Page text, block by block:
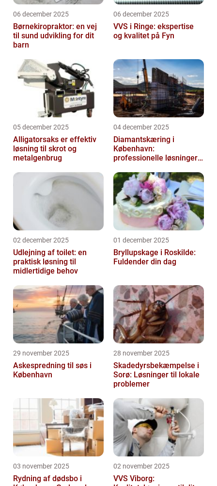
06 december 2025
Børnekiropraktor: en vej
til sund udvikling for dit
barn
06 december 2025
VVS i Ringe: ekspertise
og kvalitet på Fyn
05 december 2025
Alligatorsaks er effektiv
løsning til skrot og
metalgenbrug
04 december 2025
Diamantskæring i
København:
professionelle løsninger
02 december 2025
Udlejning af toilet: en
praktisk løsning til
midlertidige behov
01 december 2025
Bryllupskage i Roskilde:
Fuldender din dag
29 november 2025
Askespredning til søs i
København
28 november 2025
Skadedyrsbekæmpelse i
Sorø: Løsninger til lokale
problemer
03 november 2025
Rydning af dødsbo i
02 november 2025
VVS Viborg: